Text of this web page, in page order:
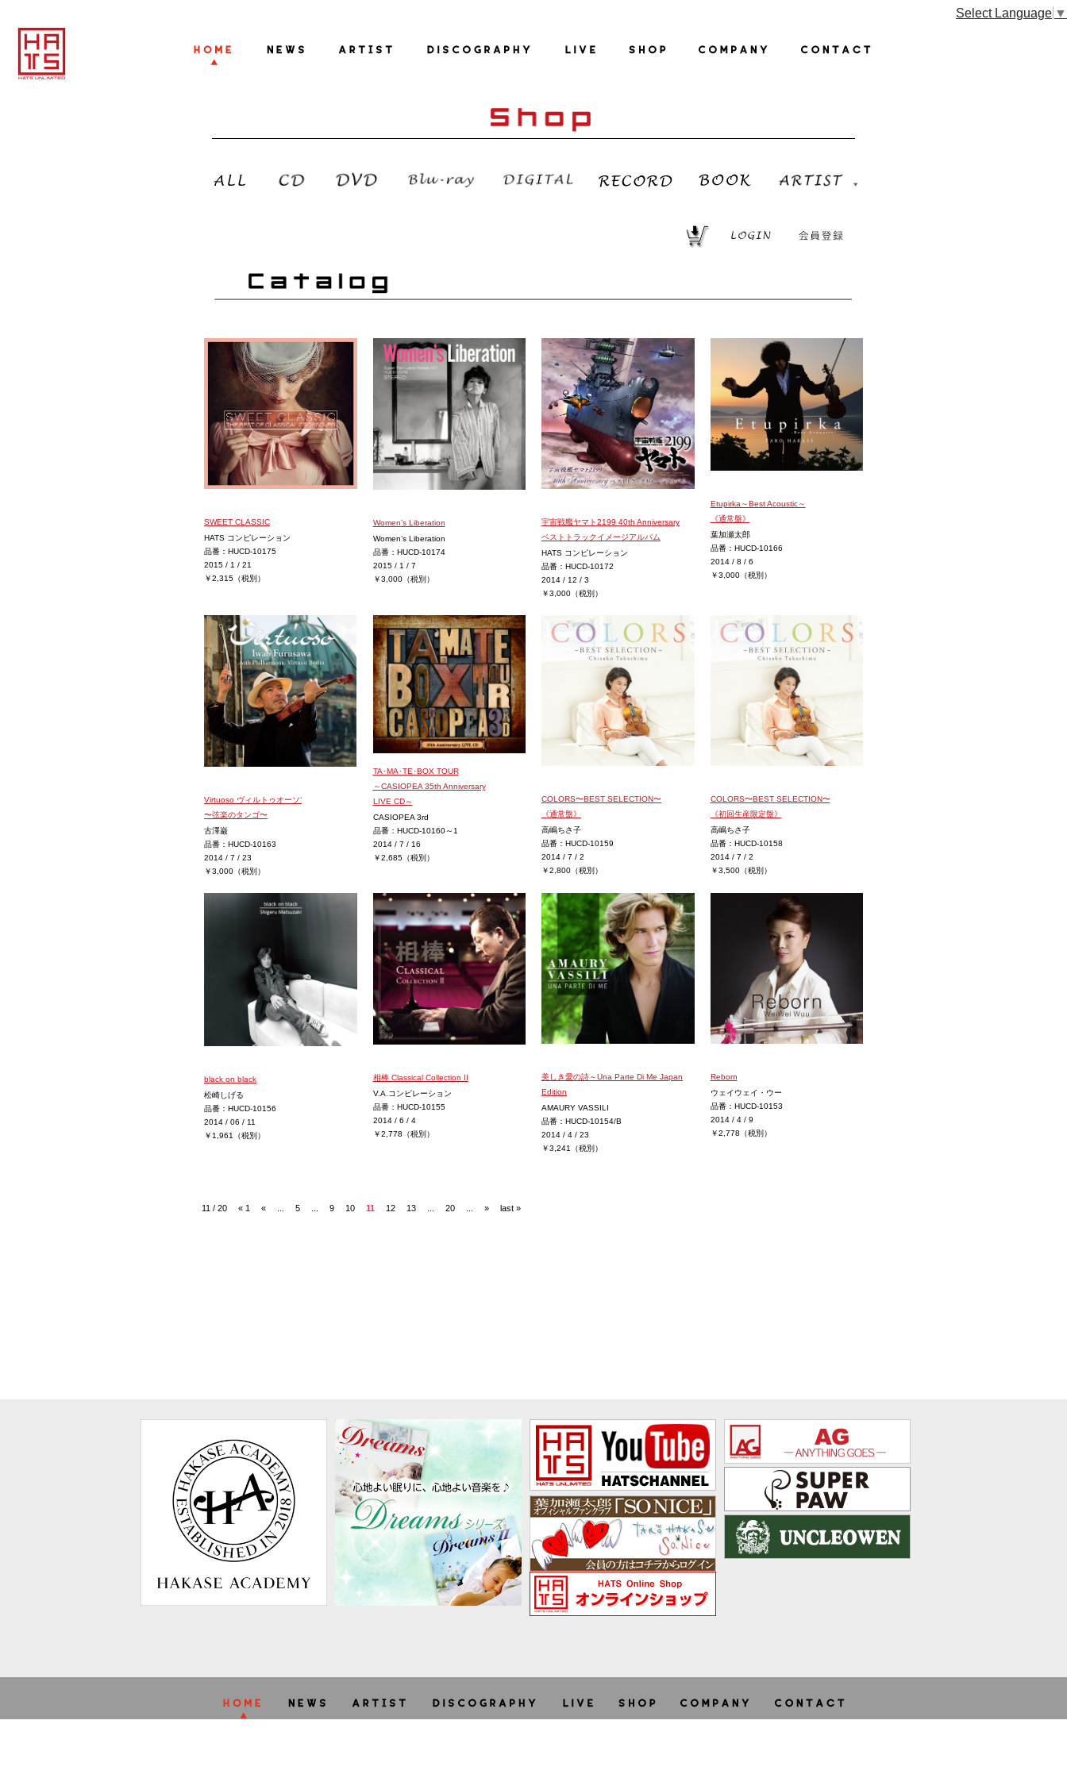
Select Language ▼
SWEET CLASSIC
HATS コンピレーション
品番：HUCD-10175
2015 / 1 / 21
￥2,315（税別）
Women’s Liberation
Women’s Liberation
品番：HUCD-10174
2015 / 1 / 7
￥3,000（税別）
宇宙戦艦ヤマト2199 40th Anniversary
ベストトラックイメージアルバム
HATS コンピレーション
品番：HUCD-10172
2014 / 12 / 3
￥3,000（税別）
Etupirka～Best Acoustic～
《通常盤》
葉加瀬太郎
品番：HUCD-10166
2014 / 8 / 6
￥3,000（税別）
Virtuoso ヴィルトゥオーソ‘
〜弦楽のタンゴ〜
古澤巌
品番：HUCD-10163
2014 / 7 / 23
￥3,000（税別）
TA･MA･TE･BOX TOUR
～CASIOPEA 35th Anniversary
LIVE CD～
CASIOPEA 3rd
品番：HUCD-10160～1
2014 / 7 / 16
￥2,685（税別）
COLORS〜BEST SELECTION〜
《通常盤》
高嶋ちさ子
品番：HUCD-10159
2014 / 7 / 2
￥2,800（税別）
COLORS〜BEST SELECTION〜
《初回生産限定盤》
高嶋ちさ子
品番：HUCD-10158
2014 / 7 / 2
￥3,500（税別）
black on black
松崎しげる
品番：HUCD-10156
2014 / 06 / 11
￥1,961（税別）
相棒 Classical Collection II
V.A.コンピレーション
品番：HUCD-10155
2014 / 6 / 4
￥2,778（税別）
美しき愛の詩～Una Parte Di Me Japan
Edition
AMAURY VASSILI
品番：HUCD-10154/B
2014 / 4 / 23
￥3,241（税別）
Reborn
ウェイウェイ・ウー
品番：HUCD-10153
2014 / 4 / 9
￥2,778（税別）
11 / 20 « 1 « 5 9 10 11 12 13 20 » last »